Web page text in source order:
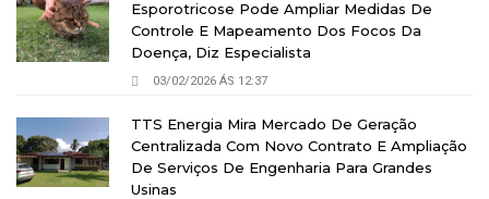
Esporotricose Pode Ampliar Medidas De
Controle E Mapeamento Dos Focos Da
Doença, Diz Especialista
03/02/2026 ÁS 12:37
TTS Energia Mira Mercado De Geração
Centralizada Com Novo Contrato E Ampliação
De Serviços De Engenharia Para Grandes
Usinas